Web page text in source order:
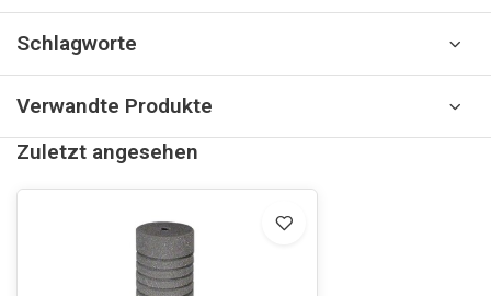
Schlagworte
Verwandte Produkte
Zuletzt angesehen